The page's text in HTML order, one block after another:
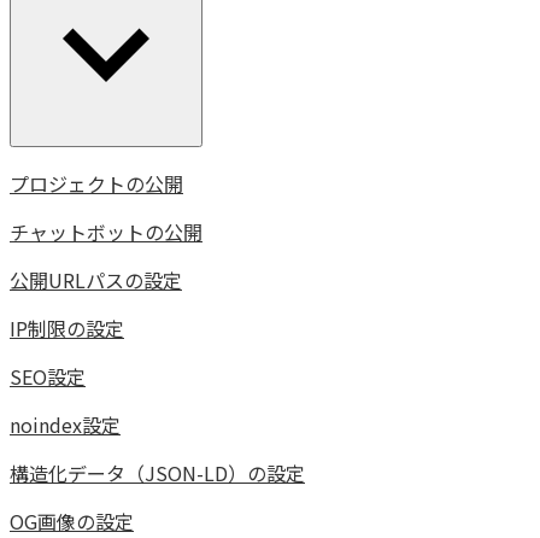
プロジェクトの公開
チャットボットの公開
公開URLパスの設定
IP制限の設定
SEO設定
noindex設定
構造化データ（JSON-LD）の設定
OG画像の設定